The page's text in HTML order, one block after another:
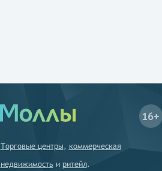
16+
Торговые центры, коммерческая
недвижимость и ритейл.